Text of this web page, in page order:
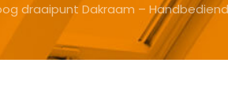
draaipunt Dakraam –